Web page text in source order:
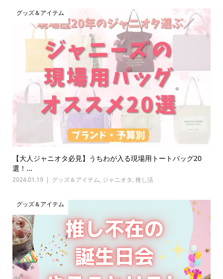
グッズ＆アイテム
【大人ジャニオタ必見】うちわが入る現場用トートバッグ20
選！...
2024.01.19 グッズ＆アイテム, ジャニオタ, 推し活
グッズ＆アイテム